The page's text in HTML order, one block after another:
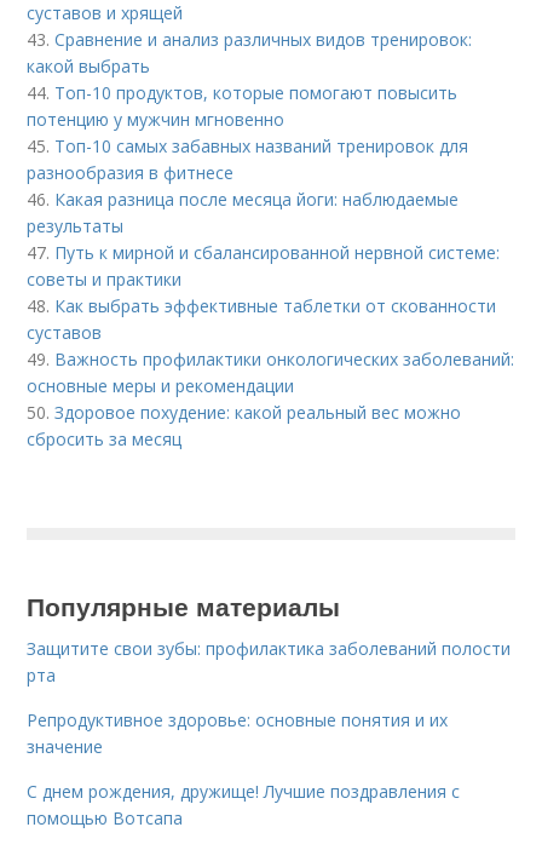
суставов и хрящей
43.Сравнение и анализ различных видов тренировок:
какой выбрать
44. Топ-10 продуктов, которые помогают повысить
потенцию у мужчин мгновенно
45. Топ-10 самых забавных названий тренировок для
разнообразия в фитнесе
46. Какая разница после месяца йоги: наблюдаемые
результаты
47. Путь к мирной и сбалансированной нервной системе:
советы и практики
48. Как выбрать эффективные таблетки от скованности
суставов
49. Важность профилактики онкологических заболеваний:
основные меры и рекомендации
50.Здоровое похудение: какой реальный вес можно
сбросить за месяц
Популярные материалы
Защитите свои зубы: профилактика заболеваний полости
рта
Репродуктивное здоровье: основные понятия и их
значение
С днем рождения, дружище! Лучшие поздравления с
помощью Вотсапа